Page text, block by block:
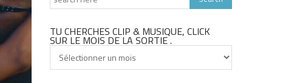
TU CHERCHES CLIP & MUSIQUE, CLICK
SUR LE MOIS DE LA SORTIE .
cherches